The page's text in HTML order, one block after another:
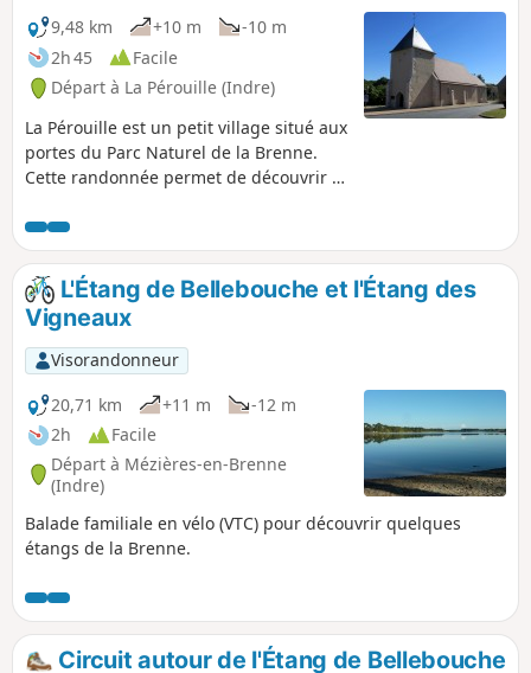
9,48 km
+10 m
-10 m
2h 45
Facile
Départ à La Pérouille (Indre)
La Pérouille est un petit village situé aux
portes du Parc Naturel de la Brenne.
Cette randonnée permet de découvrir la
l’Étang communal de la Roche.
L'Étang de Bellebouche et l'Étang des
Vigneaux
Visorandonneur
20,71 km
+11 m
-12 m
2h
Facile
Départ à Mézières-en-Brenne
(Indre)
Balade familiale en vélo (VTC) pour découvrir quelques
étangs de la Brenne.
Circuit autour de l'Étang de Bellebouche